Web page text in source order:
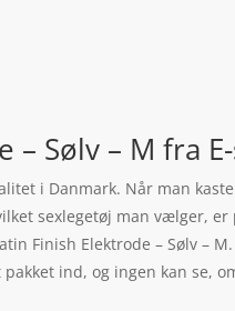
– Sølv – M fra
i Danmark. Når man
sexlegetøj man vælger,
Finish Elektrode – Sølv –
ind, og ingen kan se,